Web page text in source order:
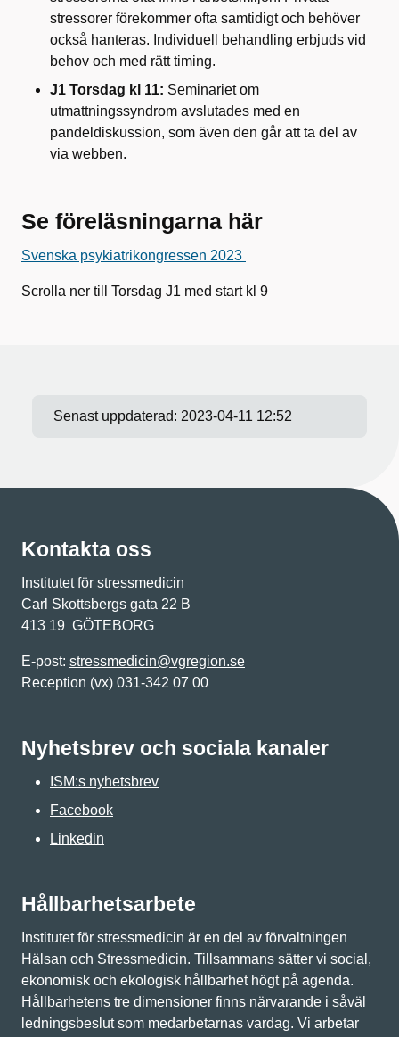
stressorer förekommer ofta samtidigt och behöver
också hanteras. Individuell behandling erbjuds vid
behov och med rätt timing.
J1 Torsdag kl 11: Seminariet om
utmattningssyndrom avslutades med en
pandeldiskussion, som även den går att ta del av
via webben.
Se föreläsningarna här
Svenska psykiatrikongressen 2023
Scrolla ner till Torsdag J1 med start kl 9
Senast uppdaterad: 2023-04-11 12:52
Kontakta oss
Institutet för stressmedicin
Carl Skottsbergs gata 22 B
413 19 GÖTEBORG
E-post: stressmedicin@vgregion.se
Reception (vx) 031-342 07 00
Nyhetsbrev och sociala kanaler
ISM:s nyhetsbrev
Facebook
Linkedin
Hållbarhetsarbete
Institutet för stressmedicin är en del av förvaltningen
Hälsan och Stressmedicin. Tillsammans sätter vi social,
ekonomisk och ekologisk hållbarhet högt på agenda.
Hållbarhetens tre dimensioner finns närvarande i såväl
ledningsbeslut som medarbetarnas vardag. Vi arbetar